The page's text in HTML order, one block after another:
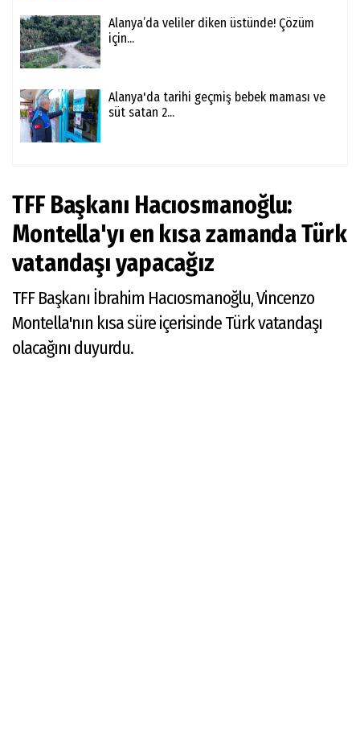
Alanya’da veliler diken üstünde! Çözüm
için...
Alanya'da tarihi geçmiş bebek maması ve
süt satan 2...
TFF Başkanı Hacıosmanoğlu:
Montella'yı en kısa zamanda Türk
vatandaşı yapacağız
TFF Başkanı İbrahim Hacıosmanoğlu, Vincenzo
Montella'nın kısa süre içerisinde Türk vatandaşı
olacağını duyurdu.